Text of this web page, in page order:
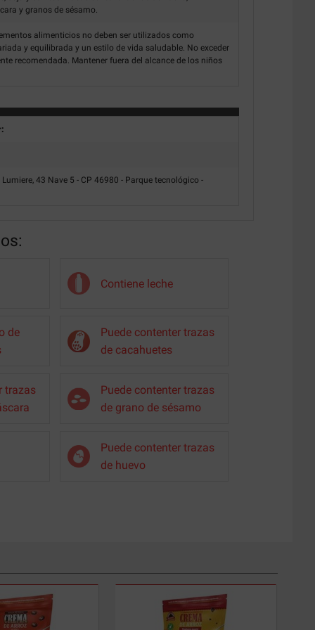
y granos de sésamo.
alimenticios no deben ser utilizados como
y equilibrada y un estilo de vida saludable. No exceder
recomendada. Mantener fuera del alcance de los niños
43 Nave 5 - CP 46980 - Parque tecnológico -
Contiene leche
de
Puede contenter trazas
de cacahuetes
trazas
Puede contenter trazas
de grano de sésamo
Puede contenter trazas
de huevo